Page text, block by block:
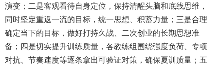
演变；二是客观看待自身定位，保持清醒头脑和底线思维，
同时坚定重返一流的目标，统一思想、积蓄力量；三是合理
确定当下的目标，做好打持久战、二次创业的长期思想准
备；四是切实提升训练质量，各教练组围绕强度负荷、专项
对抗、节奏速度等逐条拿出可验证对策，确保夏训质量；五